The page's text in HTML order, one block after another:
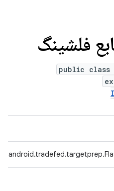
فلشینگ
public class